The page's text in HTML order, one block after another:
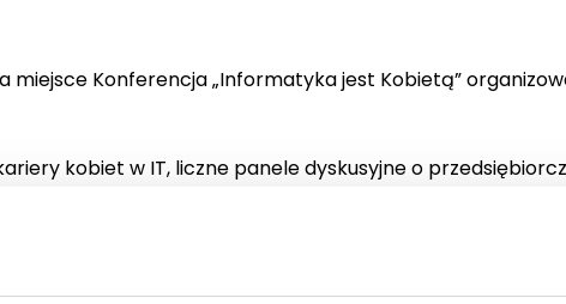
miejsce Konferencja „Informatyka jest Kobietą”
kobiet w IT, liczne panele dyskusyjne o
mogli skorzystać z masażu karku i głowy,
w branży, z pewnością inspirując i motywując niejedną